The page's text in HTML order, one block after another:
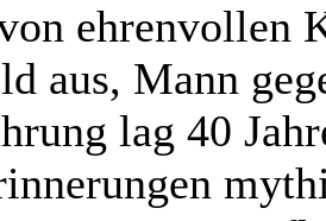
ehrenvollen
aus, Mann
lag 40